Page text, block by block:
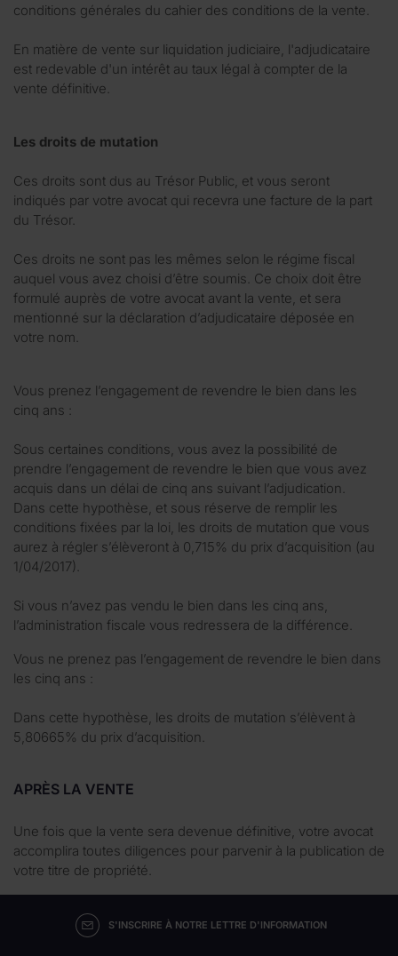
conditions générales du cahier des conditions de la vente.
En matière de vente sur liquidation judiciaire, l'adjudicataire
est redevable d'un intérêt au taux légal à compter de la
vente définitive.
Les droits de mutation
Ces droits sont dus au Trésor Public, et vous seront
indiqués par votre avocat qui recevra une facture de la part
du Trésor.
Ces droits ne sont pas les mêmes selon le régime fiscal
auquel vous avez choisi d’être soumis. Ce choix doit être
formulé auprès de votre avocat avant la vente, et sera
mentionné sur la déclaration d’adjudicataire déposée en
votre nom.
Vous prenez l’engagement de revendre le bien dans les
cinq ans :
Sous certaines conditions, vous avez la possibilité de
prendre l’engagement de revendre le bien que vous avez
acquis dans un délai de cinq ans suivant l’adjudication.
Dans cette hypothèse, et sous réserve de remplir les
conditions fixées par la loi, les droits de mutation que vous
aurez à régler s’élèveront à 0,715% du prix d’acquisition (au
1/04/2017).
Si vous n’avez pas vendu le bien dans les cinq ans,
l’administration fiscale vous redressera de la différence.
Vous ne prenez pas l’engagement de revendre le bien dans
les cinq ans :
Dans cette hypothèse, les droits de mutation s’élèvent à
5,80665% du prix d’acquisition.
APRÈS LA VENTE
Une fois que la vente sera devenue définitive, votre avocat
accomplira toutes diligences pour parvenir à la publication de
votre titre de propriété.
S'INSCRIRE À NOTRE LETTRE D'INFORMATION